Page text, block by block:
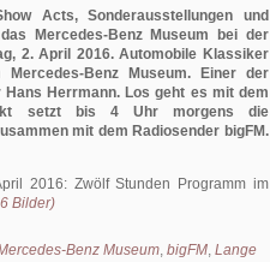
Acts, Sonderausstellungen und
Mercedes-Benz Museum bei der
2. April 2016. Automobile Klassiker
Benz Museum. Einer der
Herrmann. Los geht es mit dem
setzt bis 4 Uhr morgens die
mit dem Radiosender bigFM.
2016: Zwölf Stunden Programm im
Bilder)
Benz Museum, bigFM, Lange